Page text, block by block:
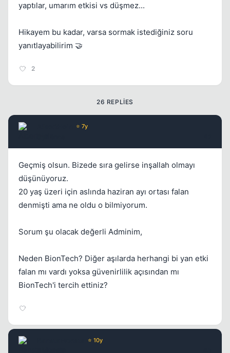
yaptılar, umarım etkisi vs düşmez...
Hikayem bu kadar, varsa sormak istediğiniz soru
yanıtlayabilirim 🤝
2
26 REPLIES
⭐ 7y
Geçmiş olsun. Bizede sıra gelirse inşallah olmayı
düşünüyoruz.
20 yaş üzeri için aslında haziran ayı ortası falan
denmişti ama ne oldu o bilmiyorum.
Sorum şu olacak değerli Adminim,
Neden BionTech? Diğer aşılarda herhangi bi yan etki
falan mı vardı yoksa güvenirlilik açısından mı
BionTech'i tercih ettiniz?
⭐ 10y